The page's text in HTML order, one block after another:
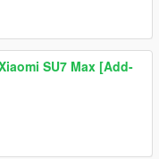
SU7 Max [Add-